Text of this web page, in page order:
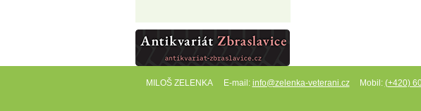
MILOŠ ZELENKA E-mail: info@zelenka-veterani.cz Mobil: (+420)